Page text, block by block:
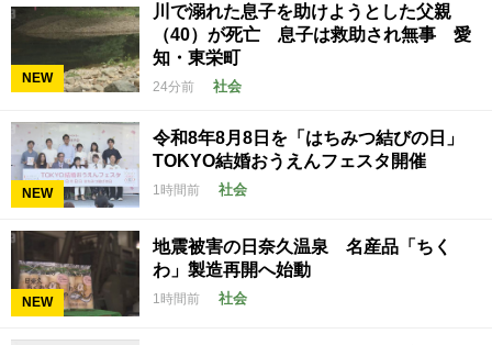
NEW
川で溺れた息子を助けようとした父親
（40）が死亡 息子は救助され無事 愛
知・東栄町
24分前 社会
NEW
令和8年8月8日を「はちみつ結びの日」
TOKYO結婚おうえんフェスタ開催
1時間前 社会
NEW
地震被害の日奈久温泉 名産品「ちく
わ」製造再開へ始動
1時間前 社会